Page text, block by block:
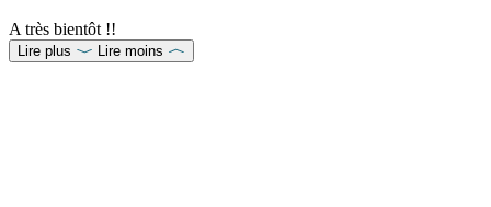
A très bientôt !!
Lire plus Lire moins